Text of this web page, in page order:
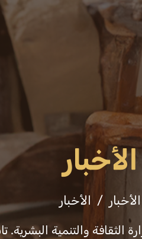
الأخبار
الأخبار الأخبار
والتنمية البشرية.